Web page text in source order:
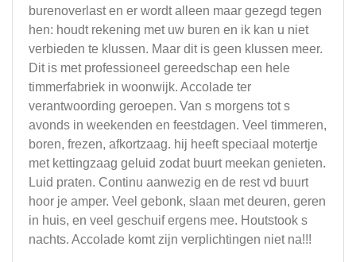
burenoverlast en er wordt alleen maar gezegd tegen
hen: houdt rekening met uw buren en ik kan u niet
verbieden te klussen. Maar dit is geen klussen meer.
Dit is met professioneel gereedschap een hele
timmerfabriek in woonwijk. Accolade ter
verantwoording geroepen. Van s morgens tot s
avonds in weekenden en feestdagen. Veel timmeren,
boren, frezen, afkortzaag. hij heeft speciaal motertje
met kettingzaag geluid zodat buurt meekan genieten.
Luid praten. Continu aanwezig en de rest vd buurt
hoor je amper. Veel gebonk, slaan met deuren, geren
in huis, en veel geschuif ergens mee. Houtstook s
nachts. Accolade komt zijn verplichtingen niet na!!!